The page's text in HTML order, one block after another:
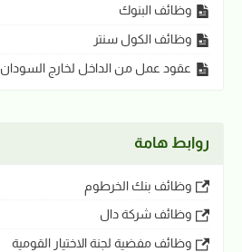
وظائف البنوك
وظائف الكول سنتر
عقود عمل من الداخل لخارج السودان
روابط هامة
وظائف بنك الخرطوم
وظائف شركة دال
وظائف مفضية لجنة الاختيار القومية